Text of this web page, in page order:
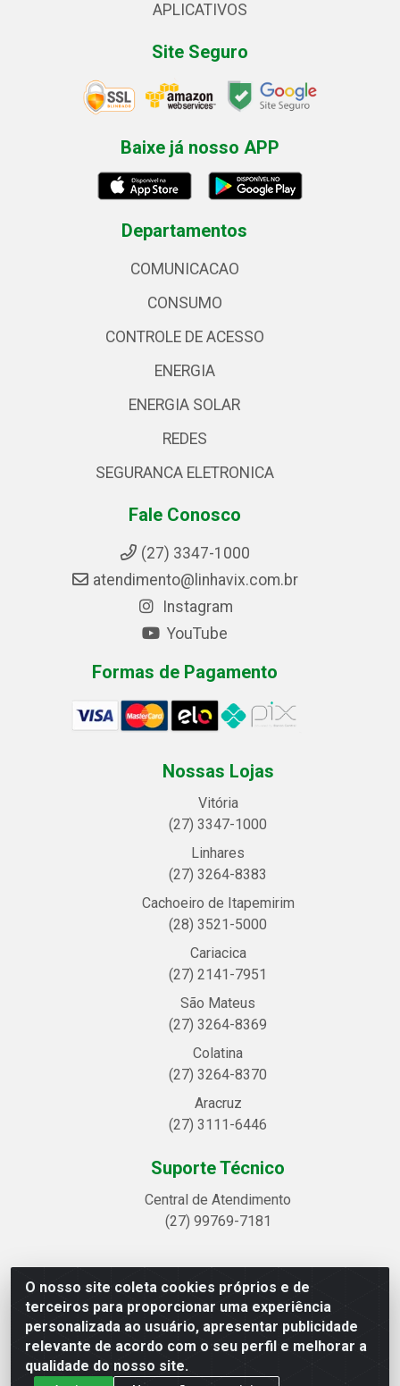
O nosso site coleta cookies próprios e de
terceiros para proporcionar uma experiência
personalizada ao usuário, apresentar publicidade
relevante de acordo com o seu perfil e melhorar a
qualidade do nosso site.
APLICATIVOS
Site Seguro
Baixe já nosso APP
Departamentos
COMUNICACAO
CONSUMO
CONTROLE DE ACESSO
ENERGIA
ENERGIA SOLAR
REDES
SEGURANCA ELETRONICA
Fale Conosco
(27) 3347-1000
atendimento@linhavix.com.br
Instagram
YouTube
Formas de Pagamento
Nossas Lojas
Vitória
(27) 3347-1000
Linhares
(27) 3264-8383
Cachoeiro de Itapemirim
(28) 3521-5000
Cariacica
(27) 2141-7951
São Mateus
(27) 3264-8369
Colatina
(27) 3264-8370
Aracruz
(27) 3111-6446
Suporte Técnico
Central de Atendimento
(27) 99769-7181
Linhavix Distribuidora LTDA - Avenida Alegre, 2521 -
Quadra314 Lote 05 e 07 - Shell, Linhares/ES - CEP
29.901-605 - CNPJ 20.857.514/0001-75